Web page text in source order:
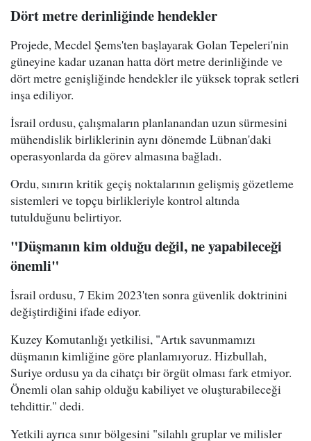
Dört metre derinliğinde hendekler
Projede, Mecdel Şems'ten başlayarak Golan Tepeleri'nin
güneyine kadar uzanan hatta dört metre derinliğinde ve
dört metre genişliğinde hendekler ile yüksek toprak setleri
inşa ediliyor.
İsrail ordusu, çalışmaların planlanandan uzun sürmesini
mühendislik birliklerinin aynı dönemde Lübnan'daki
operasyonlarda da görev almasına bağladı.
Ordu, sınırın kritik geçiş noktalarının gelişmiş gözetleme
sistemleri ve topçu birlikleriyle kontrol altında
tutulduğunu belirtiyor.
"Düşmanın kim olduğu değil, ne yapabileceği
önemli"
İsrail ordusu, 7 Ekim 2023'ten sonra güvenlik doktrinini
değiştirdiğini ifade ediyor.
Kuzey Komutanlığı yetkilisi, "Artık savunmamızı
düşmanın kimliğine göre planlamıyoruz. Hizbullah,
Suriye ordusu ya da cihatçı bir örgüt olması fark etmiyor.
Önemli olan sahip olduğu kabiliyet ve oluşturabileceği
tehdittir." dedi.
Yetkili ayrıca sınır bölgesini "silahlı gruplar ve milisler